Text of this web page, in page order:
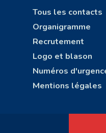
Tous les contacts
Organigramme
Recrutement
Logo et blason
Numéros
Mentions légales